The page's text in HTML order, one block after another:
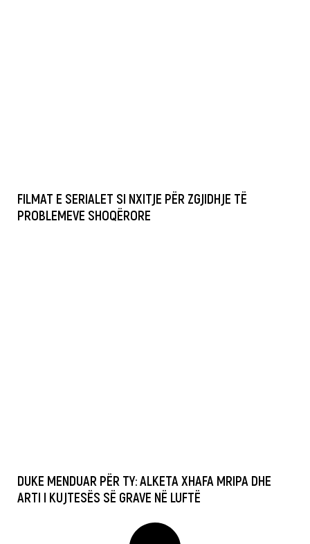
FILMAT E SERIALET SI NXITJE PËR ZGJIDHJE TË
PROBLEMEVE SHOQËRORE
DUKE MENDUAR PËR TY: ALKETA XHAFA MRIPA DHE
ARTI I KUJTESËS SË GRAVE NË LUFTË